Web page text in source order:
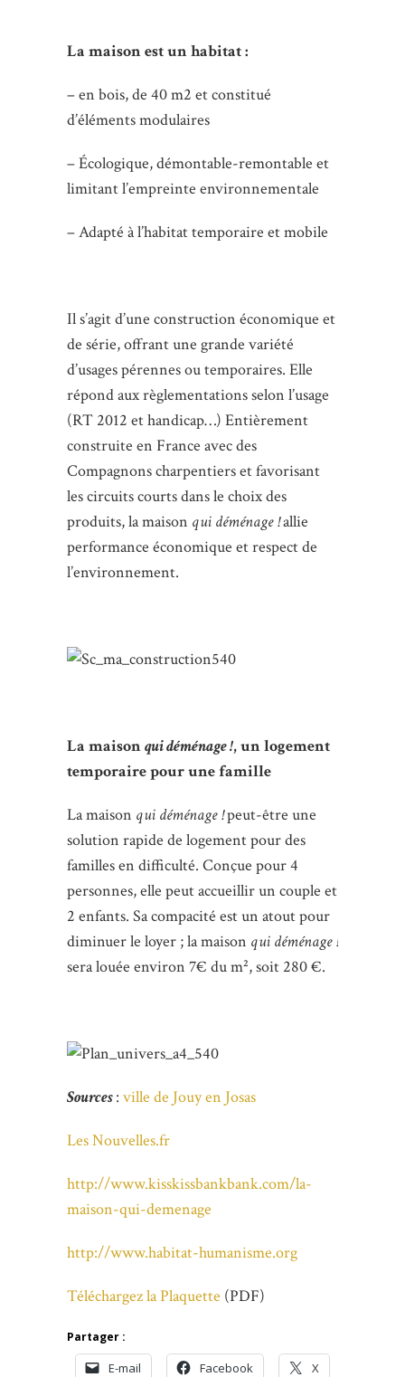
La maison est un habitat :
– en bois, de 40 m2 et constitué
d’éléments modulaires
– Écologique, démontable-remontable et
limitant l’empreinte environnementale
– Adapté à l’habitat temporaire et mobile
Il s’agit d’une construction économique et
de série, offrant une grande variété
d’usages pérennes ou temporaires. Elle
répond aux règlementations selon l’usage
(RT 2012 et handicap…) Entièrement
construite en France avec des
Compagnons charpentiers et favorisant
les circuits courts dans le choix des
produits, la maison qui déménage !allie
performance économique et respect de
l’environnement.
La maisonqui déménage !, un logement
temporaire pour une famille
La maison qui déménage !peut-être une
solution rapide de logement pour des
familles en difficulté. Conçue pour 4
personnes, elle peut accueillir un couple et
2 enfants. Sa compacité est un atout pour
diminuer le loyer ; la maison qui déménage !
sera louée environ 7€ du m², soit 280 €.
Sources: ville de Jouy en Josas
Les Nouvelles.fr
http://www.kisskissbankbank.com/la-
maison-qui-demenage
http://www.habitat-humanisme.org
Téléchargez la Plaquette (PDF)
Partager :
E-mail Facebook X